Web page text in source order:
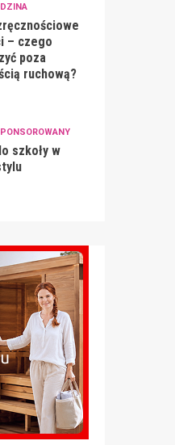
– czego
poza
ruchową?
szkoły w